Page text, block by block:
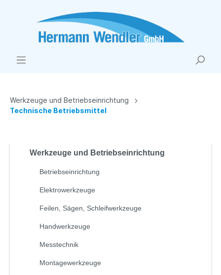
Werkzeuge und Betriebseinrichtung
Technische Betriebsmittel
Werkzeuge und Betriebseinrichtung
Betriebseinrichtung
Elektrowerkzeuge
Feilen, Sägen, Schleifwerkzeuge
Handwerkzeuge
Messtechnik
Montagewerkzeuge